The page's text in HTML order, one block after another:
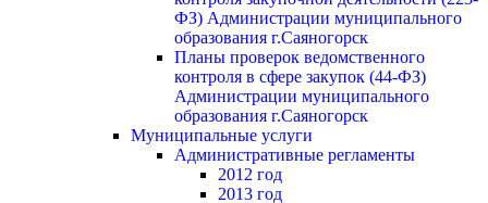
ФЗ) Администрации муниципального
образования г.Саяногорск
Планы проверок ведомственного
контроля в сфере закупок (44-ФЗ)
Администрации муниципального
образования г.Саяногорск
Муниципальные услуги
Административные регламенты
2012 год
2013 год